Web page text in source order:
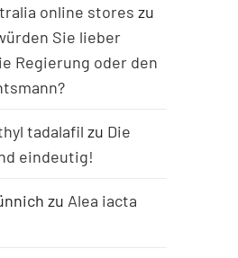
online stores zu
Sie lieber
Regierung oder den
tadalafil zu Die
eindeutig!
zu Alea iacta